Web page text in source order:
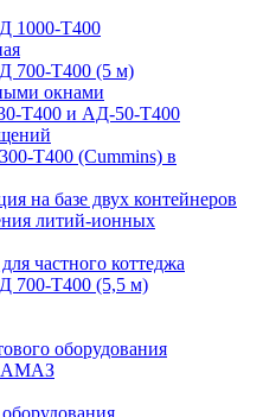
1000-Т400
700-Т400 (5 м)
окнами
Т400 и АД-50-Т400
Т400 (Cummins) в
на базе двух контейнеров
литий-ионных
частного коттеджа
700-Т400 (5,5 м)
оборудования